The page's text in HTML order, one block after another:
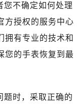
您不确定如何处理
方授权的服务中心
拥有专业的技术和
您的手表恢复到最
题时，采取正确的